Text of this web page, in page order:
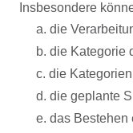
Insbesondere
a. die
b. die Kategorie
c. die
d. die geplante
e. das Bestehen